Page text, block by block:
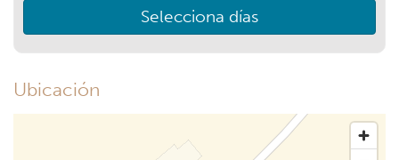
Selecciona días
Ubicación